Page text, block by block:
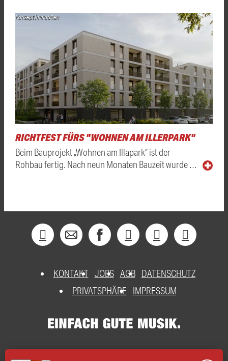
Konzept Immobilien
RICHTFEST FÜRS "WOHNEN AM ILLERPARK"
Beim Bauprojekt „Wohnen am Illapark“ ist der
Rohbau fertig. Nach neun Monaten Bauzeit wurde …
KONTAKT JOBS AGB DATENSCHUTZ
PRIVATSPHÄRE
IMPRESSUM